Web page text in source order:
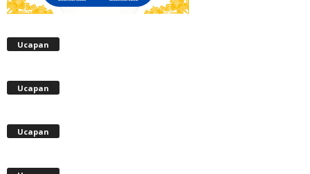
Ucapan
Ucapan
Ucapan